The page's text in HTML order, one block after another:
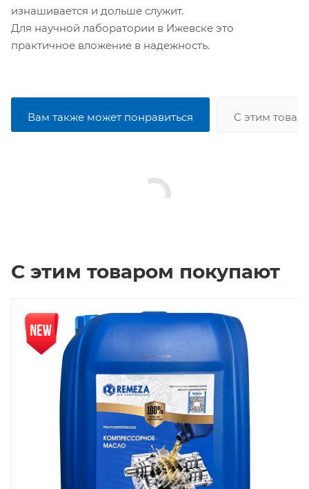
изнашивается и дольше служит.
Для научной лаборатории в Ижевске это
практичное вложение в надежность.
Вам также может понравиться С этим
С этим товаром покупают
Новинка